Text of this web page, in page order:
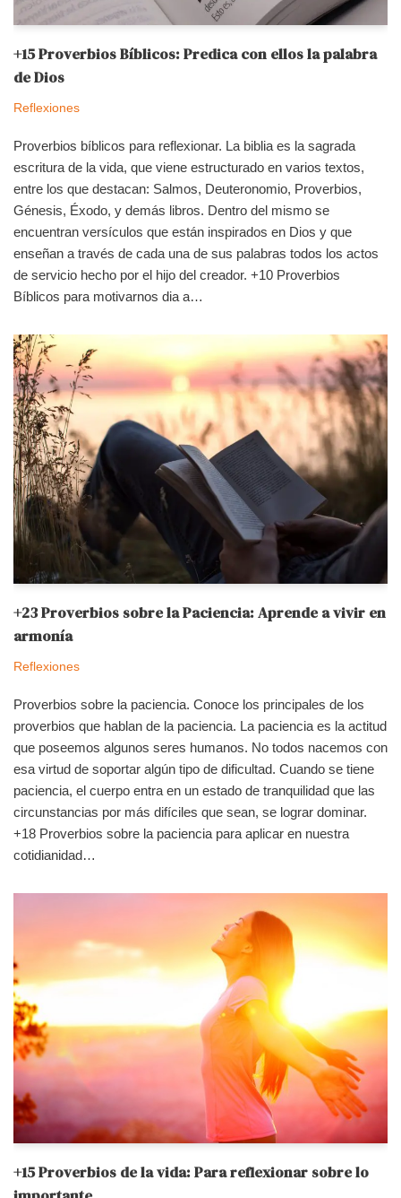
+15 Proverbios Bíblicos: Predica con ellos la palabra
de Dios
Reflexiones
Proverbios bíblicos para reflexionar. La biblia es la sagrada
escritura de la vida, que viene estructurado en varios textos,
entre los que destacan: Salmos, Deuteronomio, Proverbios,
Génesis, Éxodo, y demás libros. Dentro del mismo se
encuentran versículos que están inspirados en Dios y que
enseñan a través de cada una de sus palabras todos los actos
de servicio hecho por el hijo del creador. +10 Proverbios
Bíblicos para motivarnos dia a…
+23 Proverbios sobre la Paciencia: Aprende a vivir en
armonía
Reflexiones
Proverbios sobre la paciencia. Conoce los principales de los
proverbios que hablan de la paciencia. La paciencia es la actitud
que poseemos algunos seres humanos. No todos nacemos con
esa virtud de soportar algún tipo de dificultad. Cuando se tiene
paciencia, el cuerpo entra en un estado de tranquilidad que las
circunstancias por más difíciles que sean, se lograr dominar.
+18 Proverbios sobre la paciencia para aplicar en nuestra
cotidianidad…
+15 Proverbios de la vida: Para reflexionar sobre lo